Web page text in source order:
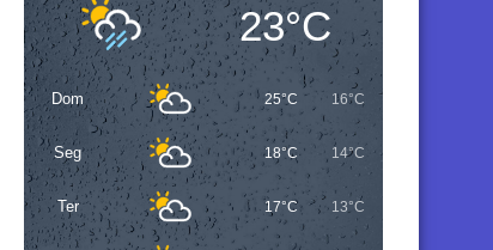
23°C
Dom 25°C 16°C
Seg 18°C 14°C
Ter 17°C 13°C